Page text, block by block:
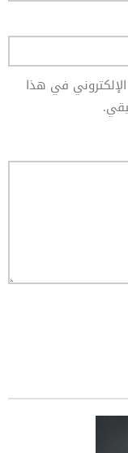
في هذا